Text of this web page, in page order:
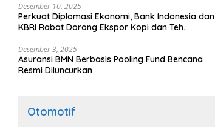
Desember 10, 2025
Perkuat Diplomasi Ekonomi, Bank Indonesia dan
KBRI Rabat Dorong Ekspor Kopi dan Teh
Desember 3, 2025
Asuransi BMN Berbasis Pooling Fund Bencana
Resmi Diluncurkan
Otomotif